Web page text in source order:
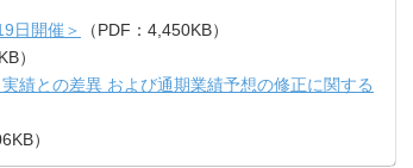
日開催＞
（PDF：4,450KB）
）
との差異 および通期業績予想の修正に関する
）